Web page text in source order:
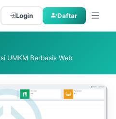
Login Daftar
UMKM Berbasis Web